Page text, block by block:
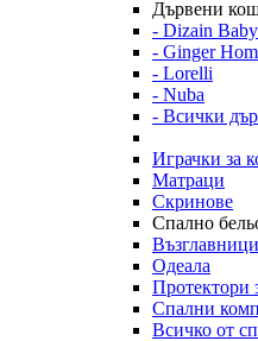
Дървени
- Dizain Baby
- Ginger
- Lorelli
- Nuba
- Всички
Играчки за
Матраци
Скринове
Спално
Възглавници
Одеала
Протектори
Спални
Всичко от